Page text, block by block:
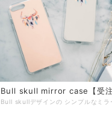
Bull skull mirror case【受注